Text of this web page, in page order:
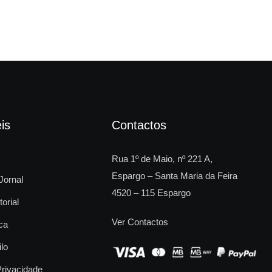
Contactos
Rua 1º de Maio, nº 221 A,
Espargo – Santa Maria da Feira
4520 – 115 Espargo
Ver Contactos